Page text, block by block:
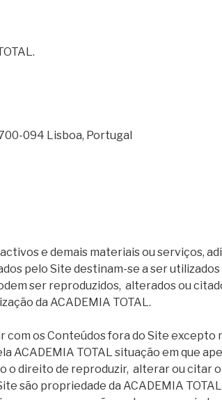
094 Lisboa, Portugal
e demais materiais ou serviços,
pelo Site destinam-se a ser utilizados
ser reproduzidos, alterados ou
da ACADEMIA TOTAL.
os Conteúdos fora do Site excepto
TOTAL situação em que
o direito de reproduzir, alterar ou citar o
são propriedade da ACADEMIA